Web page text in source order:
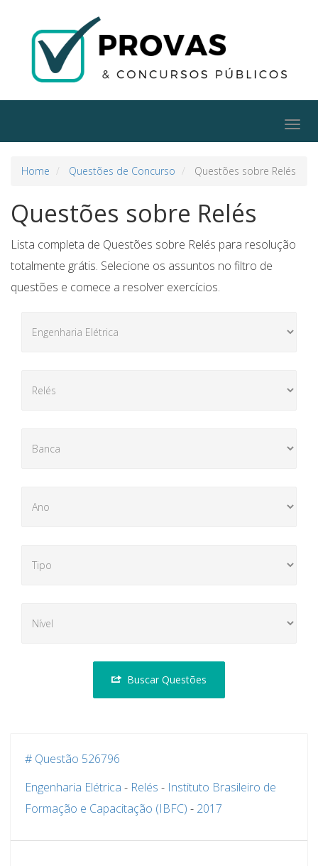
Home
Questões de Concurso Questões sobre Relés
Questões sobre Relés
Lista completa de Questões sobre Relés para resolução
totalmente grátis. Selecione os assuntos no filtro de
questões e comece a resolver exercícios.
Buscar Questões
# Questão 526796
Engenharia Elétrica - Relés - Instituto Brasileiro de
Formação e Capacitação (IBFC) - 2017